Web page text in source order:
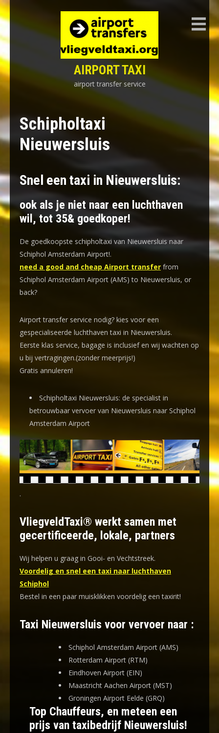
Skip
to
content
AIRPORT TAXI
airport transfer service
Schipholtaxi
Nieuwersluis
Snel een taxi in Nieuwersluis:
ook als je niet naar een luchthaven
wil, tot 35& goedkoper!
De goedkoopste schipholtaxi van Nieuwersluis naar
Schiphol Amsterdam Airport!.
need a good and cheap Airport transfer from
Schiphol Amsterdam Airport (AMS) to Nieuwersluis, or
back?
Airport transfer service nodig? kies voor een
gespecialiseerde luchthaven taxi in Nieuwersluis.
Eerste klas service, bagage is inclusief en wij wachten op
u bij vertragingen.(zonder meerprijs!)
Gratis annuleren!
Schipholtaxi Nieuwersluis: de specialist in
betrouwbaar vervoer van Nieuwersluis naar Schiphol
Amsterdam Airport
.
VliegveldTaxi® werkt samen met
gecertificeerde, lokale, partners
Wij helpen u graag in Gooi- en Vechtstreek.
Voordelig en snel een taxi naar luchthaven
Schiphol
Bestel in een paar muisklikken voordelig een taxirit!
Taxi Nieuwersluis voor vervoer naar :
Schiphol Amsterdam Airport (AMS)
Rotterdam Airport (RTM)
Eindhoven Airport (EIN)
Maastricht Aachen Airport (MST)
Groningen Airport Eelde (GRQ)
Top Chauffeurs, en meteen een
prijs van taxibedrijf Nieuwersluis!